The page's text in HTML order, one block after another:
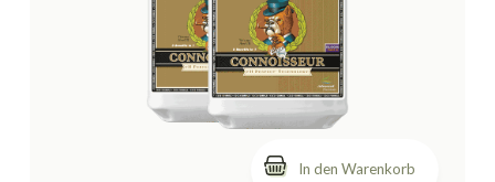
In den Warenkorb